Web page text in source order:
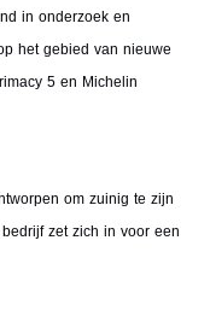
in onderzoek en
het gebied van nieuwe
5 en Michelin
om zuinig te zijn
zet zich in voor een